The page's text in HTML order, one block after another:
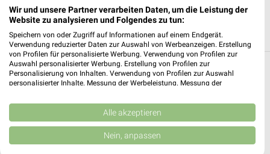
Weitere BAUHAUS Geschäfte mit
1 Ergebnisse Ort mit Angeboten
BAUHAUS Angebote in Münster
Wir und unsere Partner verarbeiten Daten, um die Leistung der
Website zu analysieren und Folgendes zu tun:
Speichern von oder Zugriff auf Informationen auf einem Endgerät.
Verwendung reduzierter Daten zur Auswahl von Werbeanzeigen. Erstellung
von Profilen für personalisierte Werbung. Verwendung von Profilen zur
Auswahl personalisierter Werbung. Erstellung von Profilen zur
Personalisierung von Inhalten. Verwendung von Profilen zur Auswahl
personalisierter Inhalte. Messung der Werbeleistung. Messung der
Kombinationen von Daten aus verschiedenen Quellen. Entwicklung und
Verbesserung der Angebote. Verwendung reduzierter Daten zur Auswahl
von Inhalten.
Daten können außerhalb der Europäischen Union weitergegeben und in die
USA gesendet werden.
Alle akzeptieren
Nein, anpassen